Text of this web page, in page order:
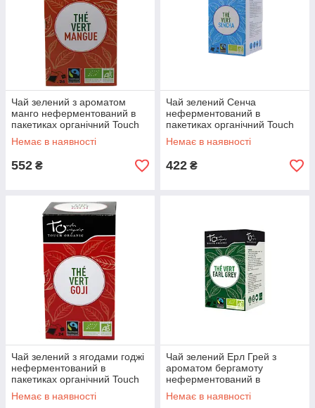
Чай зелений з ароматом
манго неферментований в
пакетиках органічний Touch
Organic,43,2 м (24*1.8 м)
Немає в наявності
552 ₴
Чай зелений Сенча
неферментований в
пакетиках органічний Touch
Organic,48г (24*2г)
Немає в наявності
422 ₴
Чай зелений з ягодами годжі
неферментований в
пакетиках органічний Touch
Organic,43,2 м (24*1.8 м)
Немає в наявності
Чай зелений Ерл Грей з
ароматом бергамоту
неферментований в
пакетиках Touch Organic,43,2
м (24*1.8 м)
Немає в наявності